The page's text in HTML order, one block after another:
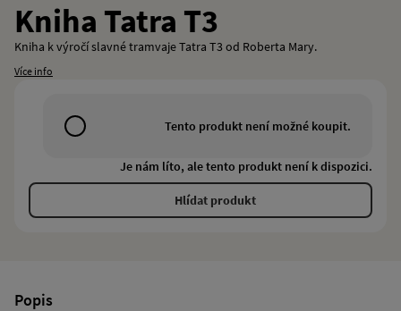
Kniha Tatra T3
Kniha k výročí slavné tramvaje Tatra T3 od Roberta Mary.
Více info
Tento produkt není možné koupit.
Je nám líto, ale tento produkt není k dispozici.
Hlídat produkt
Popis